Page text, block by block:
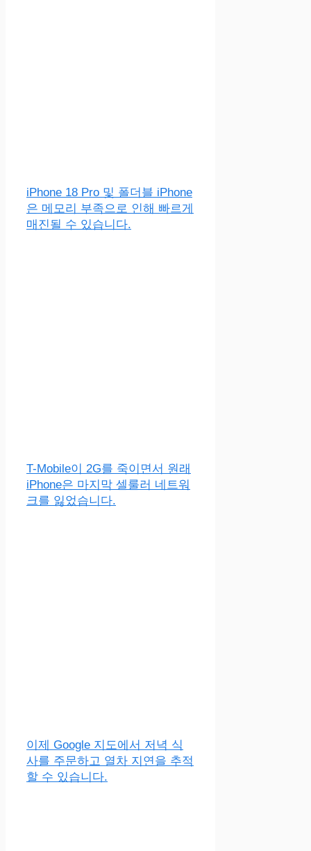
iPhone 18 Pro 및 폴더블 iPhone
은 메모리 부족으로 인해 빠르게
매진될 수 있습니다.
T-Mobile이 2G를 죽이면서 원래
iPhone은 마지막 셀룰러 네트워
크를 잃었습니다.
이제 Google 지도에서 저녁 식
사를 주문하고 열차 지연을 추적
할 수 있습니다.